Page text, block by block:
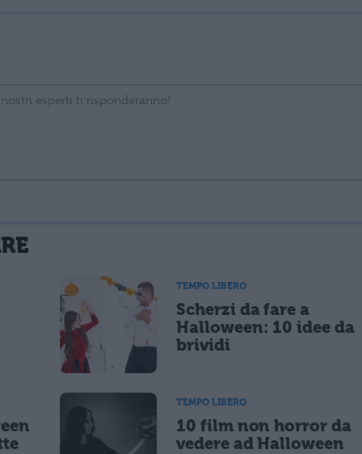
cookie salvi i tuoi dati (nome, email) per il prossimo commento.
di marketing diretto con modalità automatizzate o tradizionali
TEMPO LIBERO
Scherzi da fare a
Halloween: 10 idee da
brividi
TEMPO LIBERO
10 film non horror da
vedere ad Halloween